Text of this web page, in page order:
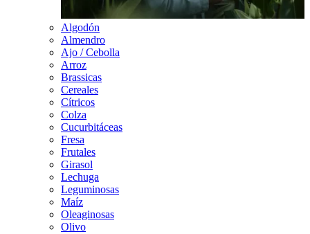
Algodón
Almendro
Ajo / Cebolla
Arroz
Brassicas
Cereales
Cítricos
Colza
Cucurbitáceas
Fresa
Frutales
Girasol
Lechuga
Leguminosas
Maíz
Oleaginosas
Olivo